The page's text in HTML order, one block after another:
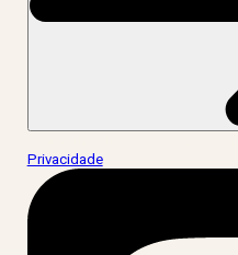
Privacidade.